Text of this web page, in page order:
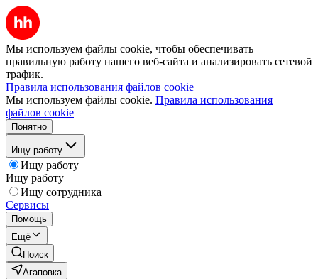
Мы используем файлы cookie, чтобы обеспечивать
правильную работу нашего веб-сайта и анализировать сетевой
трафик.
Правила использования файлов cookie
Мы используем файлы cookie. Правила использования
файлов cookie
Понятно
Ищу работу
Ищу работу
Ищу работу
Ищу сотрудника
Сервисы
Помощь
Ещё
Поиск
Агаповка